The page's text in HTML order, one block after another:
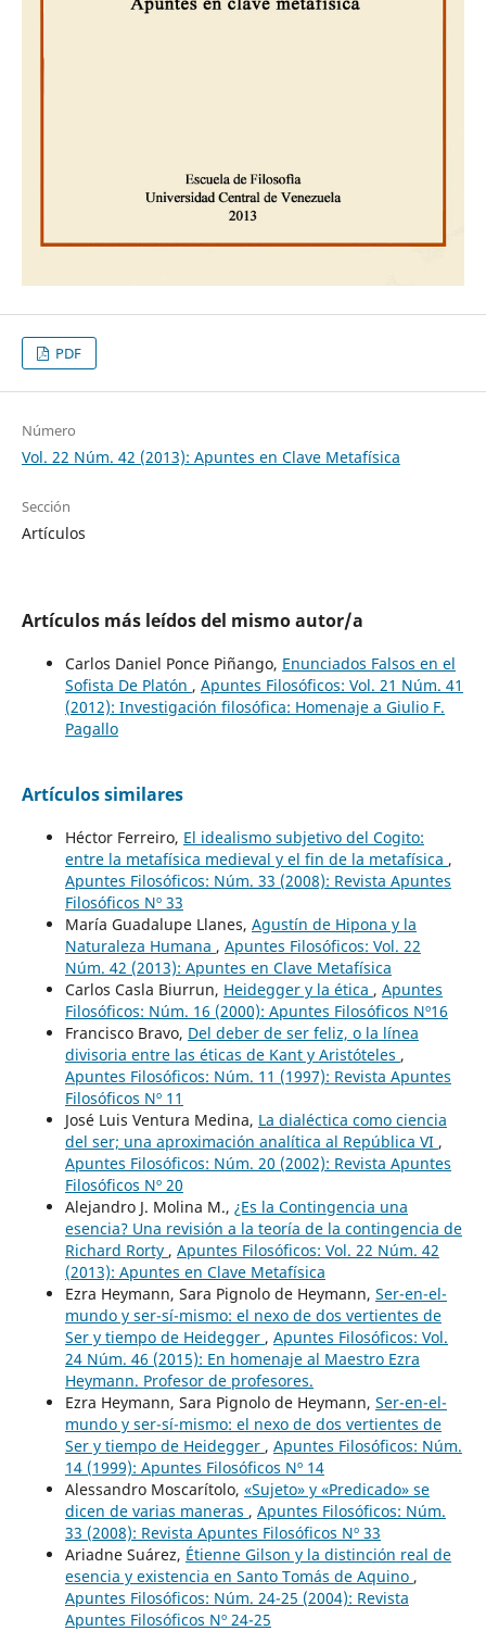
PDF
Número
Vol. 22 Núm. 42 (2013): Apuntes en Clave Metafísica
Sección
Artículos
Artículos más leídos del mismo autor/a
Carlos Daniel Ponce Piñango, Enunciados Falsos en el
Sofista De Platón , Apuntes Filosóficos: Vol. 21 Núm. 41
(2012): Investigación filosófica: Homenaje a Giulio F.
Pagallo
Artículos similares
Héctor Ferreiro, El idealismo subjetivo del Cogito:
entre la metafísica medieval y el fin de la metafísica ,
Apuntes Filosóficos: Núm. 33 (2008): Revista Apuntes
Filosóficos Nº 33
María Guadalupe Llanes, Agustín de Hipona y la
Naturaleza Humana , Apuntes Filosóficos: Vol. 22
Núm. 42 (2013): Apuntes en Clave Metafísica
Carlos Casla Biurrun, Heidegger y la ética , Apuntes
Filosóficos: Núm. 16 (2000): Apuntes Filosóficos Nº16
Francisco Bravo, Del deber de ser feliz, o la línea
divisoria entre las éticas de Kant y Aristóteles ,
Apuntes Filosóficos: Núm. 11 (1997): Revista Apuntes
Filosóficos Nº 11
José Luis Ventura Medina, La dialéctica como ciencia
del ser; una aproximación analítica al República VI ,
Apuntes Filosóficos: Núm. 20 (2002): Revista Apuntes
Filosóficos Nº 20
Alejandro J. Molina M., ¿Es la Contingencia una
esencia? Una revisión a la teoría de la contingencia de
Richard Rorty , Apuntes Filosóficos: Vol. 22 Núm. 42
(2013): Apuntes en Clave Metafísica
Ezra Heymann, Sara Pignolo de Heymann, Ser-en-el-
mundo y ser-sí-mismo: el nexo de dos vertientes de
Ser y tiempo de Heidegger , Apuntes Filosóficos: Vol.
24 Núm. 46 (2015): En homenaje al Maestro Ezra
Heymann. Profesor de profesores.
Ezra Heymann, Sara Pignolo de Heymann, Ser-en-el-
mundo y ser-sí-mismo: el nexo de dos vertientes de
Ser y tiempo de Heidegger , Apuntes Filosóficos: Núm.
14 (1999): Apuntes Filosóficos Nº 14
Alessandro Moscarítolo, «Sujeto» y «Predicado» se
dicen de varias maneras , Apuntes Filosóficos: Núm.
33 (2008): Revista Apuntes Filosóficos Nº 33
Ariadne Suárez, Étienne Gilson y la distinción real de
esencia y existencia en Santo Tomás de Aquino ,
Apuntes Filosóficos: Núm. 24-25 (2004): Revista
Apuntes Filosóficos Nº 24-25